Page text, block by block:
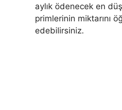
aylık ödenecek en
primlerinin miktarını
edebilirsiniz.